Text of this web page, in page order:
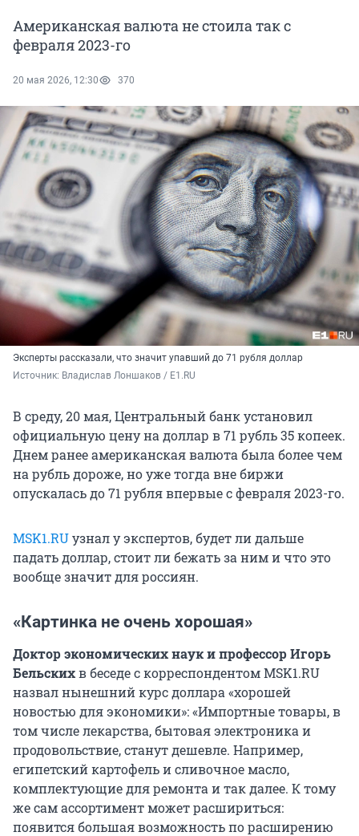
Американская валюта не стоила так с
февраля 2023-го
20 мая 2026, 12:30 370
Эксперты рассказали, что значит упавший до 71 рубля доллар
Источник: Владислав Лоншаков / E1.RU
В среду, 20 мая, Центральный банк установил
официальную цену на доллар в 71 рубль 35 копеек.
Днем ранее американская валюта была более чем
на рубль дороже, но уже тогда вне биржи
опускалась до 71 рубля впервые с февраля 2023-го.
MSK1.RUузнал у экспертов, будет ли дальше
падать доллар, стоит ли бежать за ним и что это
вообще значит для россиян.
«Картинка не очень хорошая»
Доктор экономических наук и профессор Игорь
Бельскихв беседе с корреспондентом MSK1.RU
назвал нынешний курс доллара «хорошей
новостью для экономики»: «Импортные товары, в
том числе лекарства, бытовая электроника и
продовольствие, станут дешевле. Например,
египетский картофель и сливочное масло,
комплектующие для ремонта и так далее. К тому
же сам ассортимент может расшириться:
появится большая возможность по расширению